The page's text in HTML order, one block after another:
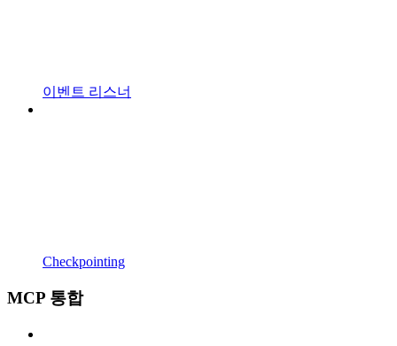
이벤트 리스너
Checkpointing
MCP 통합